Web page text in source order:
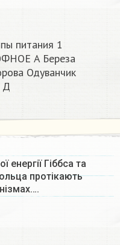
питания 1
A Береза
Одуванчик
Д​
енергії Гіббса та
протікають